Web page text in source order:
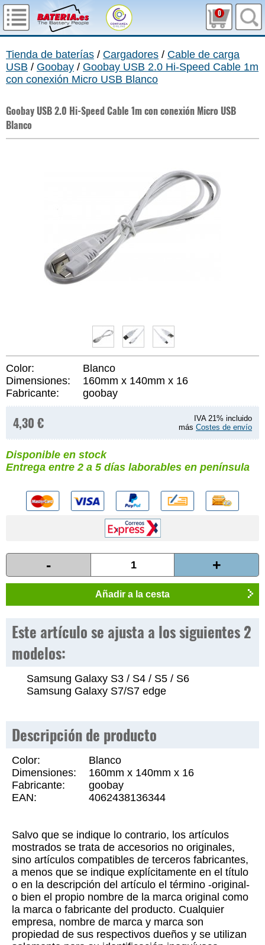
0
Tienda de baterías / Cargadores / Cable de carga
USB / Goobay / Goobay USB 2.0 Hi-Speed Cable 1m
con conexión Micro USB Blanco
Goobay USB 2.0 Hi-Speed Cable 1m con conexión Micro USB
Blanco
Color:
Blanco
Dimensiones:
160mm x 140mm x 16
Fabricante:
goobay
4,30 €
IVA 21% incluido
más Costes de envío
Disponible en stock
Entrega entre 2 a 5 días laborables en península
- +
Añadir a la cesta
Este artículo se ajusta a los siguientes 2
modelos:
Samsung Galaxy S3 / S4 / S5 / S6
Samsung Galaxy S7/S7 edge
Descripción de producto
Color:
Blanco
Dimensiones:
160mm x 140mm x 16
Fabricante:
goobay
EAN:
4062438136344
Salvo que se indique lo contrario, los artículos
mostrados se trata de accesorios no originales,
sino artículos compatibles de terceros fabricantes,
a menos que se indique explícitamente en el título
o en la descripción del artículo el término -original-
o bien el propio nombre de la marca original como
la marca o fabricante del producto. Cualquier
empresa, nombre de marca y marca son
propiedad de sus respectivos dueños y se utilizan